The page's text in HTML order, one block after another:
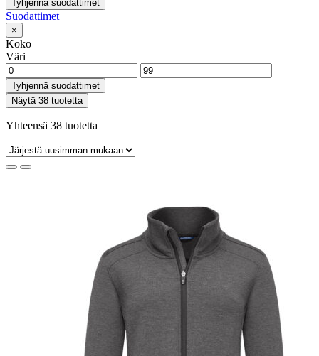
Tyhjennä suodattimet
Suodattimet
×
Koko
Väri
Tyhjennä suodattimet
Näytä 38 tuotetta
Yhteensä 38 tuotetta